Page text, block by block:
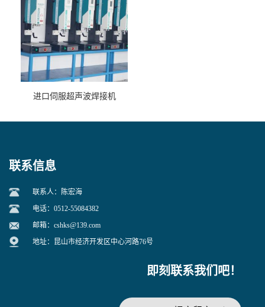
进口伺服超声波焊接机
联系信息
联系人：陈宏海
电话：0512-55084382
邮箱： cshks@139.com
地址：昆山市经济开发区中心河路76号
即刻联系我们吧！